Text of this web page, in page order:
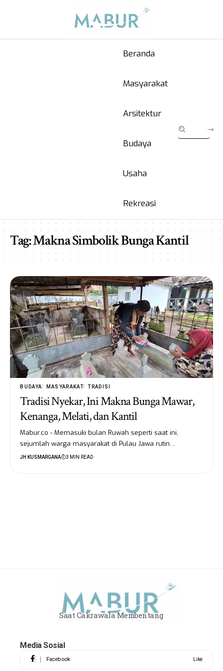
Beranda
Masyarakat
Arsitektur
Budaya
Usaha
Rekreasi
Tag:Makna Simbolik Bunga Kantil
BUDAYA MASYARAKAT TRADISI
Tradisi Nyekar, Ini Makna Bunga Mawar,
Kenanga, Melati, dan Kantil
Mabur.co - Memasuki bulan Ruwah seperti saat ini,
sejumlah warga masyarakat di Pulau Jawa rutin…
JH KUSMARGANA 3 MIN READ
Saat Cakrawala Membentang
Media Sosial
Facebook Like